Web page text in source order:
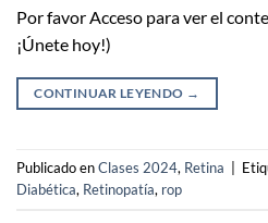
Por favor Acceso para ver el
¡Únete hoy!)
CONTINUAR LEYENDO →
Publicado enClases 2024, Retina
Diabética, Retinopatía, rop